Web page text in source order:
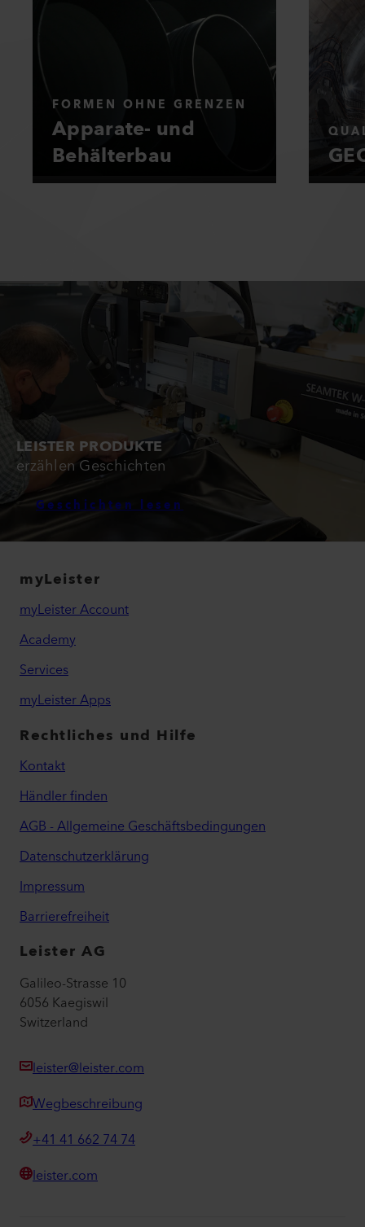
FORMEN OHNE GRENZEN
Apparate- und
Behälterbau
LEISTER PRODUKTE
erzählen Geschichten
Geschichten lesen
myLeister
myLeister Account
Academy
Services
myLeister Apps
Rechtliches und Hilfe
Kontakt
Händler finden
AGB - Allgemeine Geschäftsbedingungen
Datenschutzerklärung
Impressum
Barrierefreiheit
Leister AG
Galileo-Strasse 10
6056 Kaegiswil
Switzerland
leister@leister.com
Wegbeschreibung
+41 41 662 74 74
leister.com